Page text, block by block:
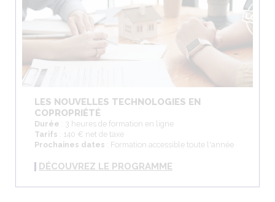
LES NOUVELLES TECHNOLOGIES EN
COPROPRIÉTÉ
Durée : 3 heures de formation en ligne
Tarifs : 140 € net de taxe
Prochaines dates : Formation accessible toute l'année
DÉCOUVREZ LE PROGRAMME